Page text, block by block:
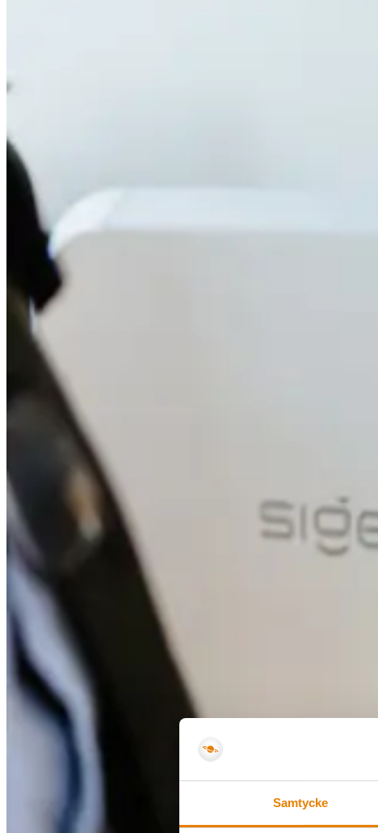
Samtycke